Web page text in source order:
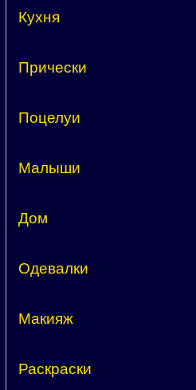
Кухня
Прически
Поцелуи
Малыши
Дом
Одевалки
Макияж
Раскраски